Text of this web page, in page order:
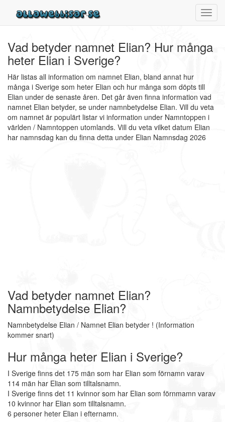
Vad betyder namnet Elian? Hur många
heter Elian i Sverige?
Här listas all information om namnet Elian, bland annat hur
många i Sverige som heter Elian och hur många som döpts till
Elian under de senaste åren. Det går även finna information vad
namnet Elian betyder, se under namnbetydelse Elian. Vill du veta
om namnet är populärt listar vi information under Namntoppen i
världen / Namntoppen utomlands. Vill du veta vilket datum Elian
har namnsdag kan du finna detta under Elian Namnsdag 2026
Vad betyder namnet Elian?
Namnbetydelse Elian?
Namnbetydelse Elian / Namnet Elian betyder ! (Information
kommer snart)
Hur många heter Elian i Sverige?
I Sverige finns det 175 män som har Elian som förnamn varav
114 män har Elian som tilltalsnamn.
I Sverige finns det 11 kvinnor som har Elian som förnmamn varav
10 kvinnor har Elian som tilltalsnamn.
6 personer heter Elian i efternamn.